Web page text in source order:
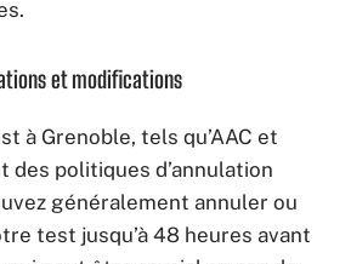
et modifications
à Grenoble, tels qu’AAC et
des politiques d’annulation
généralement annuler ou
test jusqu’à 48 heures avant